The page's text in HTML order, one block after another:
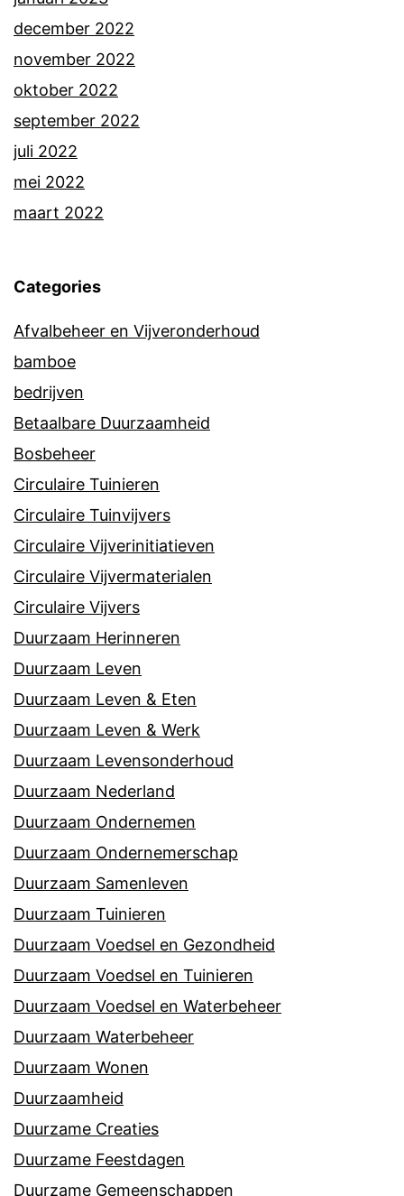
december 2022
november 2022
oktober 2022
september 2022
juli 2022
mei 2022
maart 2022
Categories
Afvalbeheer en Vijveronderhoud
bamboe
bedrijven
Betaalbare Duurzaamheid
Bosbeheer
Circulaire Tuinieren
Circulaire Tuinvijvers
Circulaire Vijverinitiatieven
Circulaire Vijvermaterialen
Circulaire Vijvers
Duurzaam Herinneren
Duurzaam Leven
Duurzaam Leven & Eten
Duurzaam Leven & Werk
Duurzaam Levensonderhoud
Duurzaam Nederland
Duurzaam Ondernemen
Duurzaam Ondernemerschap
Duurzaam Samenleven
Duurzaam Tuinieren
Duurzaam Voedsel en Gezondheid
Duurzaam Voedsel en Tuinieren
Duurzaam Voedsel en Waterbeheer
Duurzaam Waterbeheer
Duurzaam Wonen
Duurzaamheid
Duurzame Creaties
Duurzame Feestdagen
Duurzame Gemeenschappen